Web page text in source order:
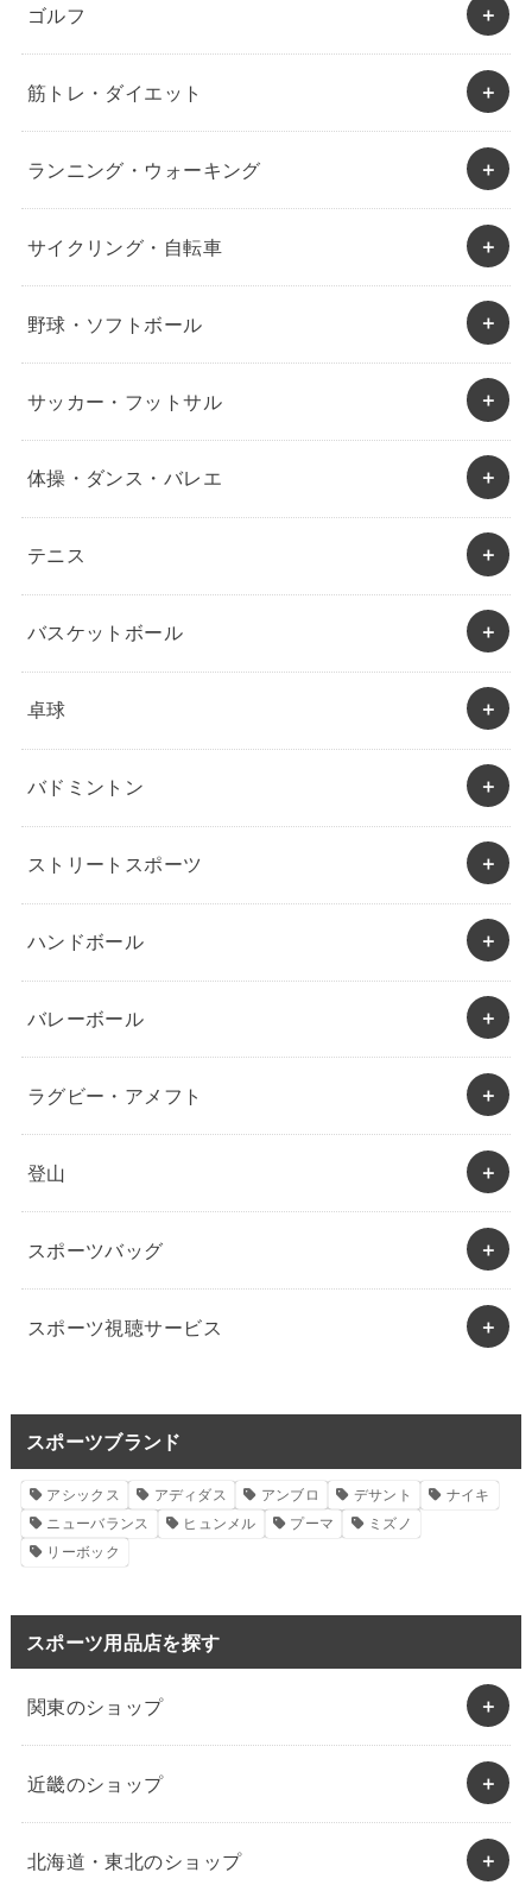
ゴルフ
筋トレ・ダイエット
ランニング・ウォーキング
サイクリング・自転車
野球・ソフトボール
サッカー・フットサル
体操・ダンス・バレエ
テニス
バスケットボール
卓球
バドミントン
ストリートスポーツ
ハンドボール
バレーボール
ラグビー・アメフト
登山
スポーツバッグ
スポーツ視聴サービス
スポーツブランド
アシックス アディダス アンブロ デサント
ナイキ
ニューバランス
ヒュンメル プーマ
ミズノ
リーボック
スポーツ用品店を探す
関東のショップ
近畿のショップ
北海道・東北のショップ